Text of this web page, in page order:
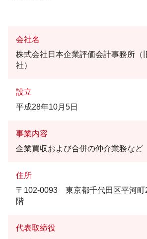
会社名
株式会社日本企業評価会計事務所（
社）
設立
平成28年10月5日
事業内容
企業買収および合併の仲介業務など
住所
〒102-0093 東京都千代田区平河町
階
代表取締役